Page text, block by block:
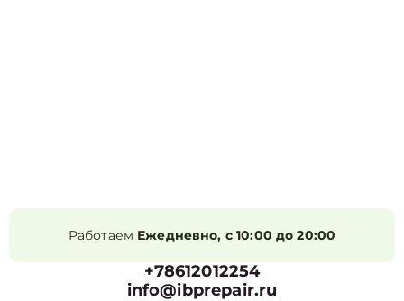
Работаем Ежедневно, с 10:00 до 20:00
+78612012254
info@ibprepair.ru